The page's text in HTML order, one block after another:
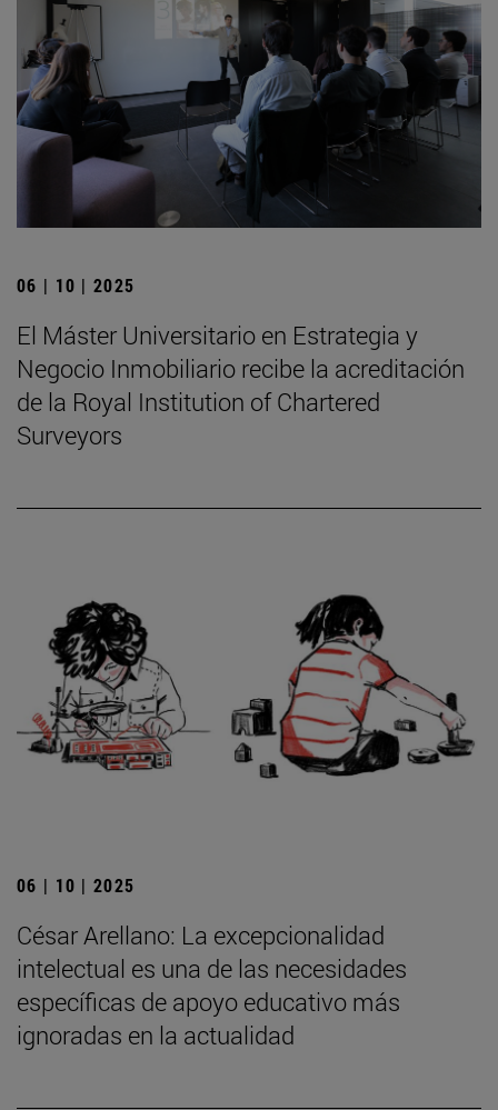
06 | 10 | 2025
El Máster Universitario en Estrategia y
Negocio Inmobiliario recibe la acreditación
de la Royal Institution of Chartered
Surveyors
06 | 10 | 2025
César Arellano: La excepcionalidad
intelectual es una de las necesidades
específicas de apoyo educativo más
ignoradas en la actualidad